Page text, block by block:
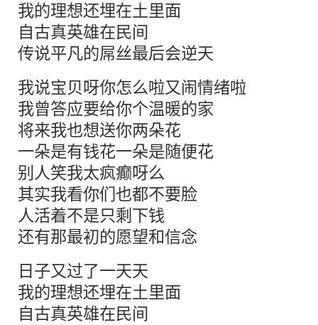
我的理想还埋在土里面
自古真英雄在民间
传说平凡的屌丝最后会逆天
我说宝贝呀你怎么啦又闹情绪啦
我曾答应要给你个温暖的家
将来我也想送你两朵花
一朵是有钱花一朵是随便花
别人笑我太疯癫呀么
其实我看你们也都不要脸
人活着不是只剩下钱
还有那最初的愿望和信念
日子又过了一天天
我的理想还埋在土里面
自古真英雄在民间